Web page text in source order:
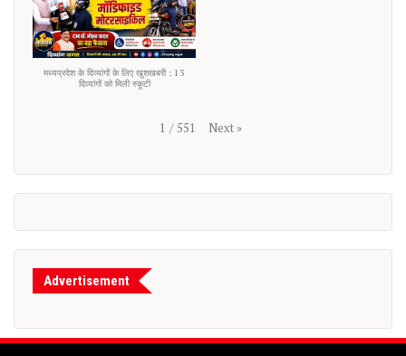
मध्यप्रदेश के दिव्यांगों के लिए खुशखबरी : 13
दिव्यांगों को मिली स्कूटी
1 / 551 Next »
Advertisement